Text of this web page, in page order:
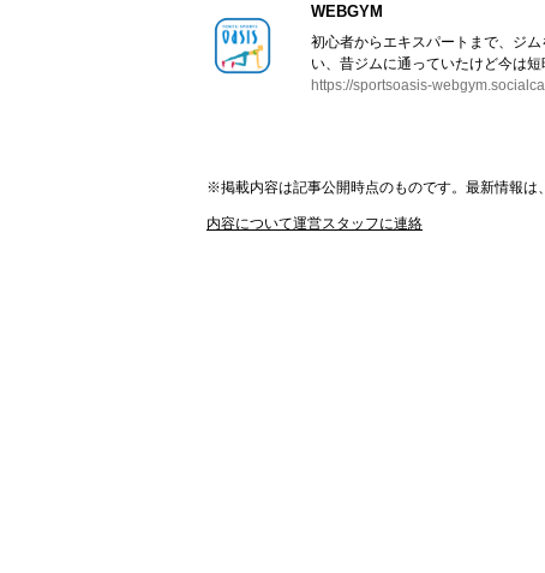
WEBGYM
初心者からエキスパートまで、ジ
い、昔ジムに通っていたけど今は
https://sportsoasis-
※掲載内容は記事公開時点のものです。最新情報は
内容について運営スタッフに連絡